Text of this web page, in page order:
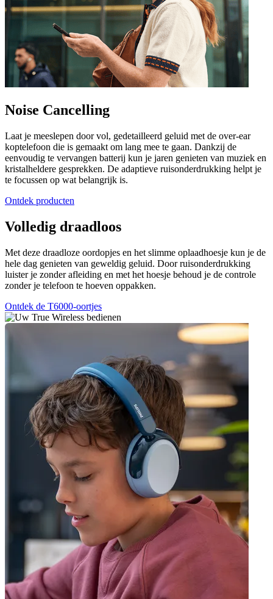
Noise Cancelling
Laat je meeslepen door vol, gedetailleerd geluid met de over-ear
koptelefoon die is gemaakt om lang mee te gaan. Dankzij de
eenvoudig te vervangen batterij kun je jaren genieten van muziek en
kristalheldere gesprekken. De adaptieve ruisonderdrukking helpt je
te focussen op wat belangrijk is.
Ontdek producten
Volledig draadloos
Met deze draadloze oordopjes en het slimme oplaadhoesje kun je de
hele dag genieten van geweldig geluid. Door ruisonderdrukking
luister je zonder afleiding en met het hoesje behoud je de controle
zonder je telefoon te hoeven oppakken.
Ontdek de T6000-oortjes